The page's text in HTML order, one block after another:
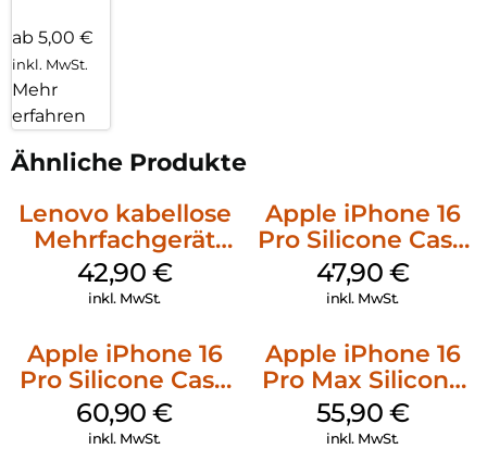
ab 5,00 €
inkl. MwSt.
Mehr
erfahren
Ähnliche Produkte
Lenovo kabellose
Mehrfachgerät
Luna Grey
42,90 €
inkl. MwSt.
Apple iPhone 16
Pro Silicone Case
MagSafe Denim
47,90 €
inkl. MwSt.
Apple iPhone 16
Pro Silicone Case
MagSafe Stone
Gray
60,90€
inkl. MwSt.
Apple iPhone 16
Pro Max Silicone
Case MagSafe
Stone Gray
55,90 €
inkl. MwSt.